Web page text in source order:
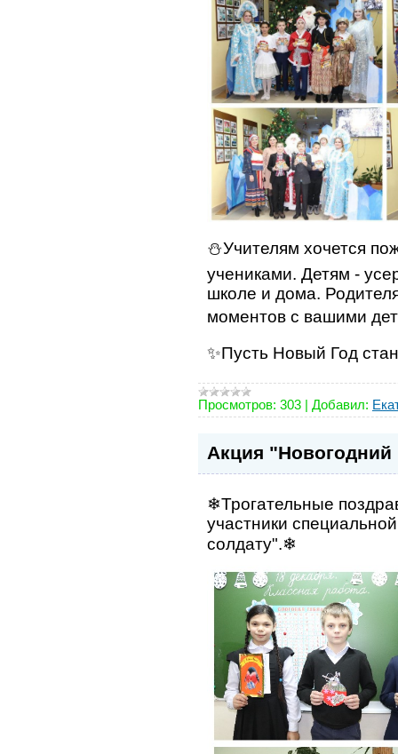
⛄Учителям хочется
учениками. Детям -
школе и дома.
моментов с вашими
✨Пусть Новый Год
Просмотров: 303 | Добавил:
Акция "Новогодний
❄Трогательные
участники
солдату".❄